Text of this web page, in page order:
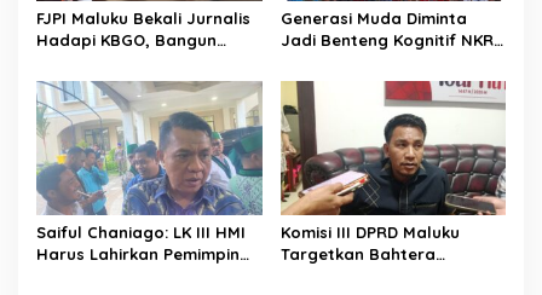
FJPI Maluku Bekali Jurnalis
Hadapi KBGO, Bangun
Berperspektif Korban
Generasi Muda Diminta
Jadi Benteng Kognitif NKRI,
Ambon Perkuat Pembinaan
Bela Negara
Saiful Chaniago: LK III HMI
Harus Lahirkan Pemimpin
Komisi III DPRD Maluku
Targetkan Bahtera